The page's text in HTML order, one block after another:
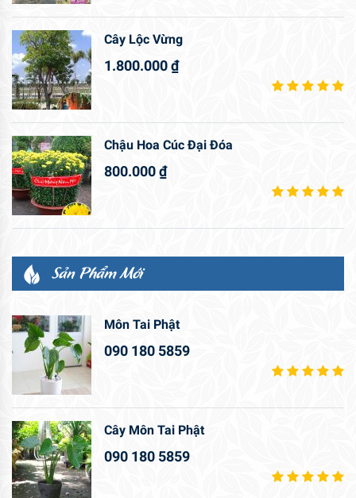
Cây Lộc Vừng
1.800.000₫
Chậu Hoa Cúc Đại Đóa
800.000₫
Sản Phẩm Mới
Môn Tai Phật
090 180 5859
Cây Môn Tai Phật
090 180 5859